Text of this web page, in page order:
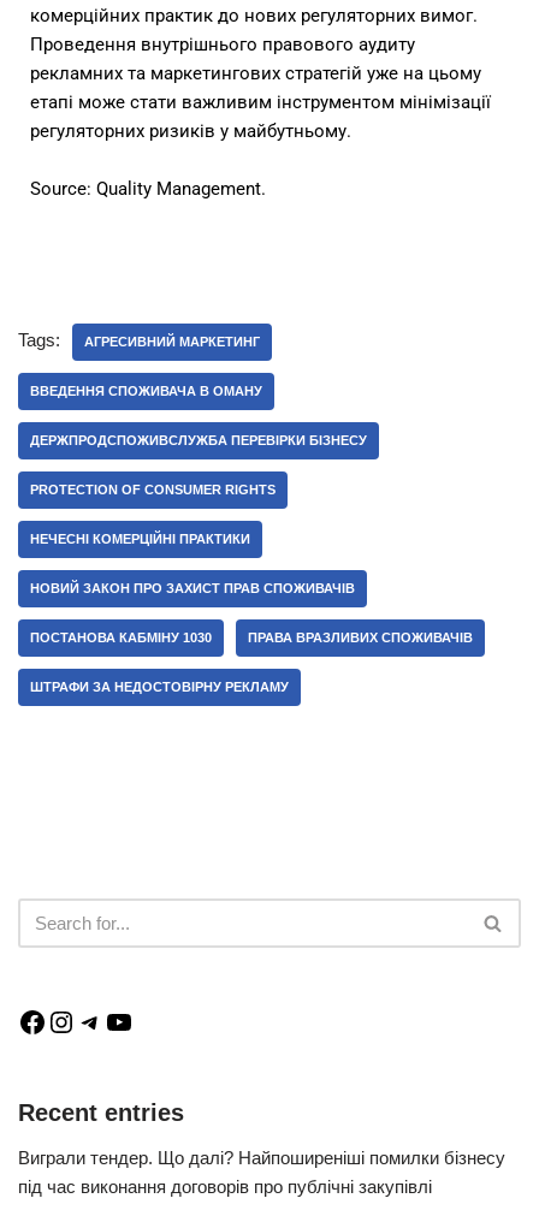
комерційних практик до нових регуляторних вимог.
Проведення внутрішнього правового аудиту
рекламних та маркетингових стратегій уже на цьому
етапі може стати важливим інструментом мінімізації
регуляторних ризиків у майбутньому.
Source: Quality Management.
Tags: АГРЕСИВНИЙ МАРКЕТИНГ
ВВЕДЕННЯ СПОЖИВАЧА В ОМАНУ
ДЕРЖПРОДСПОЖИВСЛУЖБА ПЕРЕВІРКИ БІЗНЕСУ
PROTECTION OF CONSUMER RIGHTS
НЕЧЕСНІ КОМЕРЦІЙНІ ПРАКТИКИ
НОВИЙ ЗАКОН ПРО ЗАХИСТ ПРАВ СПОЖИВАЧІВ
ПОСТАНОВА КАБМІНУ 1030 ПРАВА ВРАЗЛИВИХ СПОЖИВАЧІВ
ШТРАФИ ЗА НЕДОСТОВІРНУ РЕКЛАМУ
Recent entries
Виграли тендер. Що далі? Найпоширеніші помилки бізнесу
під час виконання договорів про публічні закупівлі